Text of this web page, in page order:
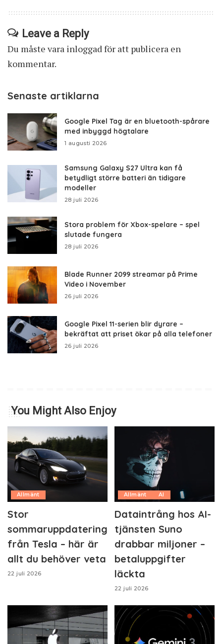
Leave a Reply
Du måste vara inloggadför att publicera en
kommentar.
Senaste artiklarna
Google Pixel Tag är en bluetooth-spårare
med inbyggd högtalare
1 augusti 2026
Samsung Galaxy S27 Ultra kan få
betydligt större batteri än tidigare
modeller
28 juli 2026
Stora problem för Xbox-spelare – spel
slutade fungera
28 juli 2026
Blade Runner 2099 streamar på Prime
Video i November
26 juli 2026
Google Pixel 11-serien blir dyrare –
bekräftat att priset ökar på alla telefoner
26 juli 2026
You Might Also Enjoy
Allmänt
Stor
sommaruppdatering
från Tesla – här är
allt du behöver veta
22 juli 2026
Allmänt AI
Dataintrång hos AI-
tjänsten Suno
drabbar miljoner –
betaluppgifter
läckta
22 juli 2026